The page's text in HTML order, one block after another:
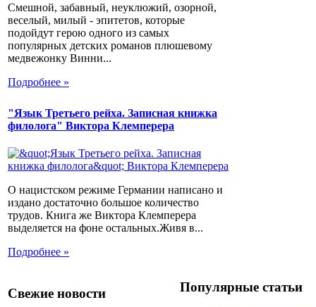
Смешной, забавный, неуклюжий, озорной,
веселый, милый - эпитетов, которые
подойдут герою одного из самых
популярных детских романов плюшевому
медвежонку Винни...
Подробнее »
"Язык Третьего рейха. Записная книжка
филолога" Виктора Клемперера
О нацистском режиме Германии написано и
издано достаточно большое количество
трудов. Книга же Виктора Клемперера
выделяется на фоне остальных.Живя в...
Подробнее »
Свежие новости Популярные статьи